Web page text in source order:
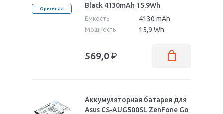
Оригинал
Black 4130mAh 15.9Wh
Емкость 4130 mAh
Мощность 15,9 Wh
569,0 ₽
Аккумуляторная батарея для
Asus CS-AUG500SL ZenFone Go